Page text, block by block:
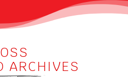
ARCHIVES